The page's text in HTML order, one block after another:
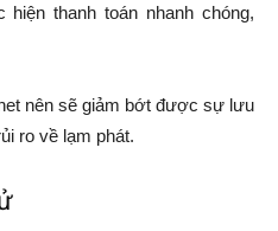
thanh toán nhanh chóng,
nên sẽ giảm bớt được sự lưu
ro về lạm phát.